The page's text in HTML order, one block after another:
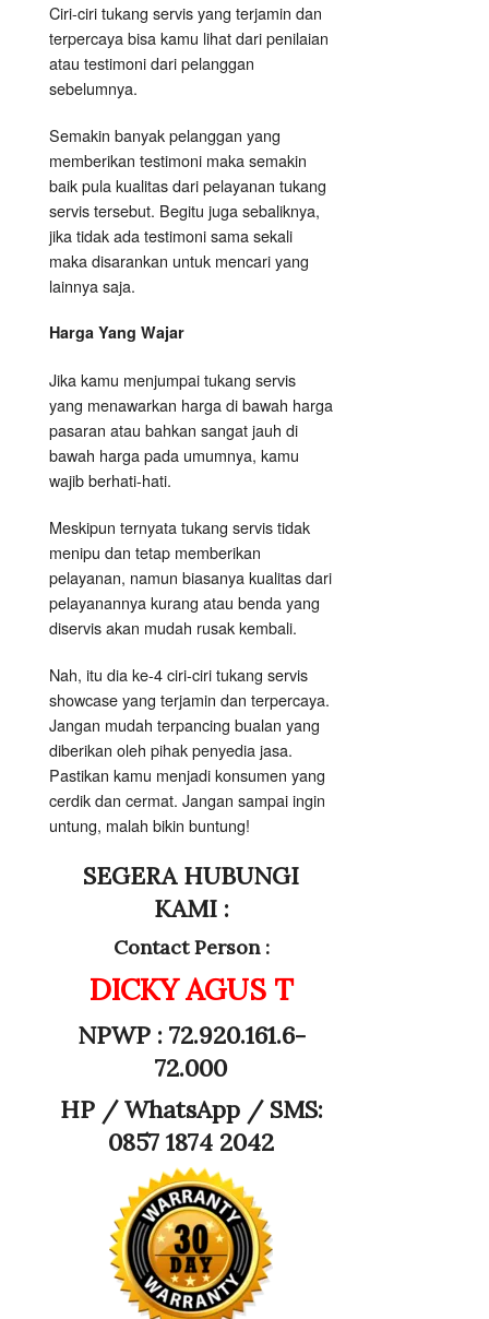
Ciri-ciri tukang servis yang terjamin dan
terpercaya bisa kamu lihat dari penilaian
atau testimoni dari pelanggan
sebelumnya.
Semakin banyak pelanggan yang
memberikan testimoni maka semakin
baik pula kualitas dari pelayanan tukang
servis tersebut. Begitu juga sebaliknya,
jika tidak ada testimoni sama sekali
maka disarankan untuk mencari yang
lainnya saja.
Harga Yang Wajar
Jika kamu menjumpai tukang servis
yang menawarkan harga di bawah harga
pasaran atau bahkan sangat jauh di
bawah harga pada umumnya, kamu
wajib berhati-hati.
Meskipun ternyata tukang servis tidak
menipu dan tetap memberikan
pelayanan, namun biasanya kualitas dari
pelayanannya kurang atau benda yang
diservis akan mudah rusak kembali.
Nah, itu dia ke-4 ciri-ciri tukang servis
showcase yang terjamin dan terpercaya.
Jangan mudah terpancing bualan yang
diberikan oleh pihak penyedia jasa.
Pastikan kamu menjadi konsumen yang
cerdik dan cermat. Jangan sampai ingin
untung, malah bikin buntung!
SEGERA HUBUNGI
KAMI :
Contact Person :
DICKY AGUS T
NPWP : 72.920.161.6-
72.000
HP /WhatsApp / SMS:
0857 1874 2042